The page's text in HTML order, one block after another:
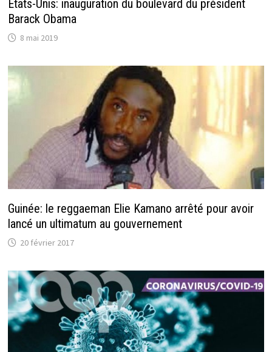
Etats-Unis: inauguration du boulevard du président
Barack Obama
8 mai 2019
Guinée: le reggaeman Elie Kamano arrêté pour avoir
lancé un ultimatum au gouvernement
20 février 2017